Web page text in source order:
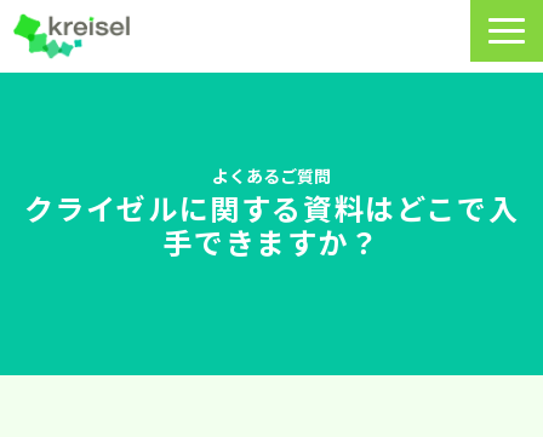
クライゼルの使い方
料金・プラン
よくあるご質問
クライゼルに関する資料はどこで入
手できますか？